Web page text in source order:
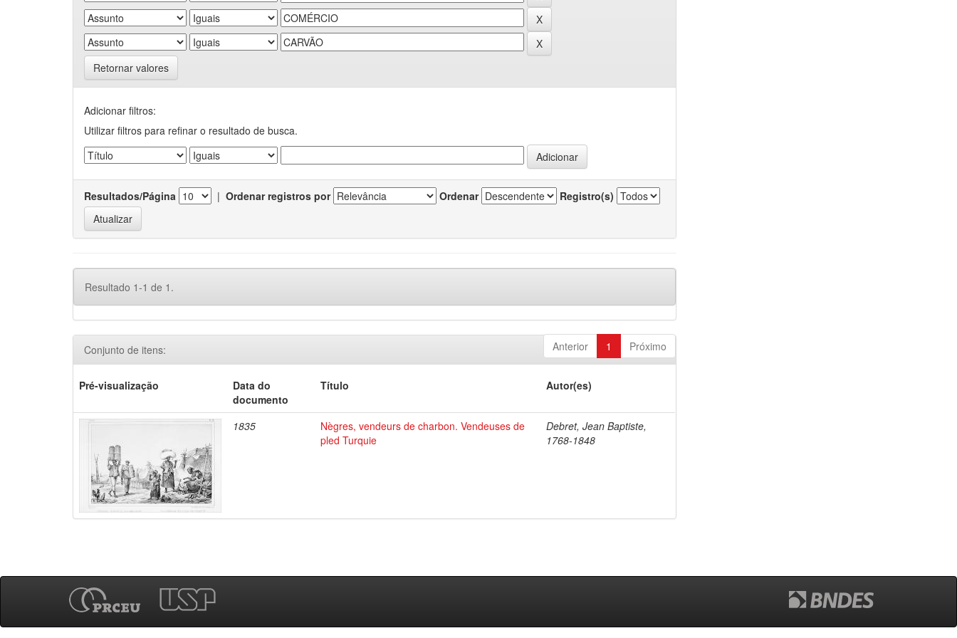
Retornar valores
Adicionar filtros:
Utilizar filtros para refinar o resultado de busca.
Resultados/Página | Ordenar registros por Ordenar Registro(s)
Resultado 1-1 de 1.
Anterior 1 Próximo
Conjunto de itens:
Pré-visualização
Data do
documento
Título Autor(es)
1835
Nègres, vendeurs de charbon. Vendeuses de
pled Turquie
Debret, Jean Baptiste,
1768-1848